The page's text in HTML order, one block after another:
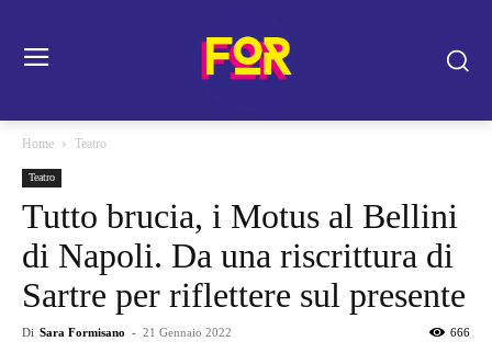
Home Teatro
Teatro
Tutto brucia, i Motus al Bellini
di Napoli. Da una riscrittura di
Sartre per riflettere sul presente
Di Sara Formisano - 21 Gennaio 2022 666